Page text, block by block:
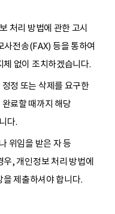
처리 방법에 관한 고시
전송(FAX) 등을 통하여
체 없이 조치하겠습니다.
정 또는 삭제를 요구한
료할 때까지 해당
다.
위임을 받은 자 등
우, 개인정보 처리 방법에
제출하셔야 합니다.